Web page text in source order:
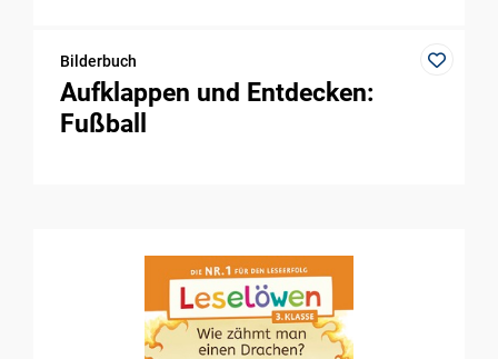
Bilderbuch
Aufklappen und Entdecken:
Fußball